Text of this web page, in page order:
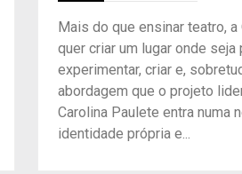
Mais do que ensinar teatro,
quer criar um lugar onde
experimentar, criar e,
abordagem que o projeto
Carolina Paulete entra numa
identidade própria e...